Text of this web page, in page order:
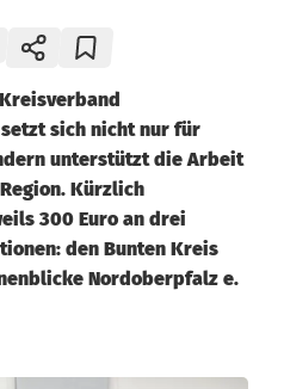
sich nicht nur für
unterstützt die Arbeit
Kürzlich
300 Euro an drei
den Bunten Kreis
Nordoberpfalz e.